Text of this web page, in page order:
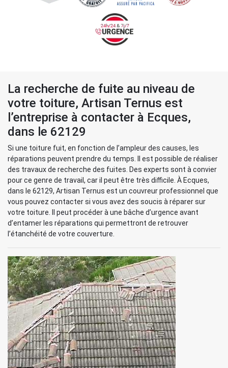
La recherche de fuite au niveau de
votre toiture, Artisan Ternus est
l’entreprise à contacter à Ecques,
dans le 62129
Si une toiture fuit, en fonction de l’ampleur des causes, les
réparations peuvent prendre du temps. Il est possible de réaliser
des travaux de recherche des fuites. Des experts sont à convier
pour ce genre de travail, car il peut être très difficile. À Ecques,
dans le 62129, Artisan Ternus est un couvreur professionnel que
vous pouvez contacter si vous avez des soucis à réparer sur
votre toiture. Il peut procéder à une bâche d’urgence avant
d’entamer les réparations qui permettront de retrouver
l’étanchéité de votre couverture.